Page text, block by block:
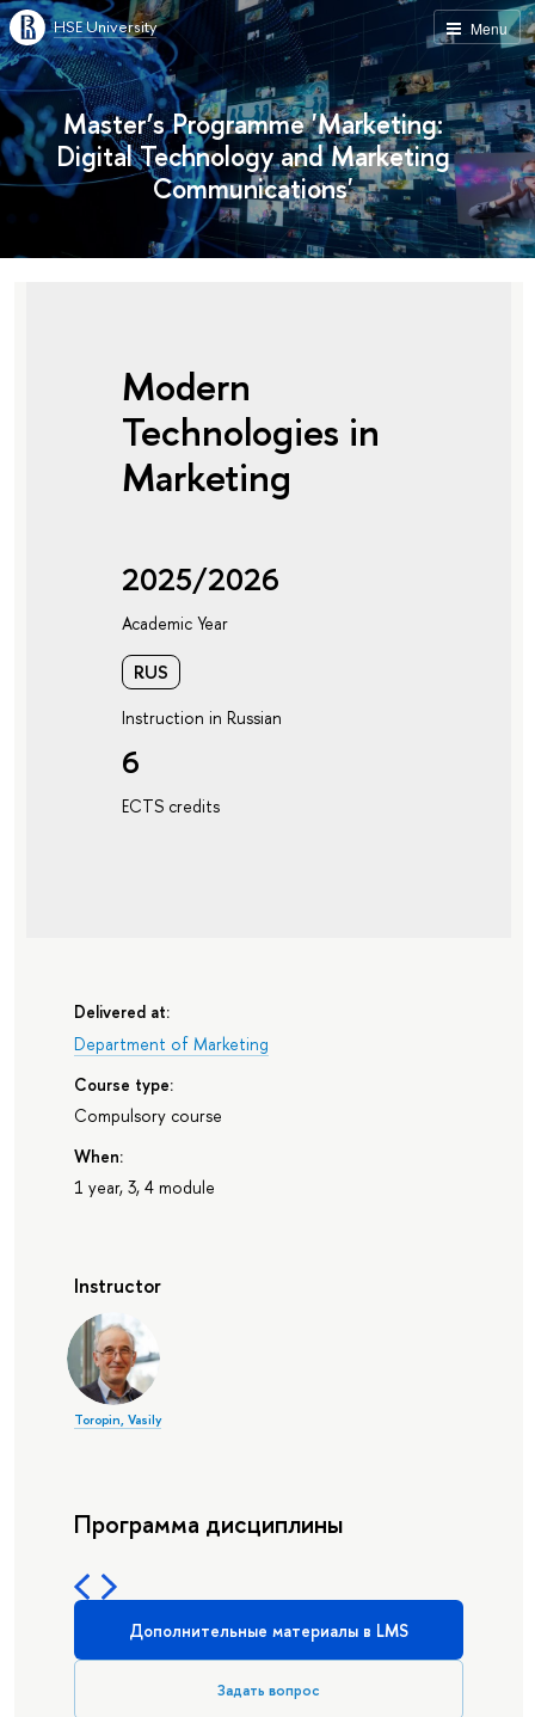
Menu
HSE University
Master’s Programme 'Marketing:
Digital Technology and Marketing
Communications'
Modern
Technologies in
Marketing
2025/2026
Academic Year
RUS
Instruction in Russian
6
ECTS credits
Delivered at:
Department of Marketing
Course type:
Compulsory course
When:
1 year, 3, 4 module
Instructor
Toropin, Vasily
Программа дисциплины
Дополнительные материалы в LMS
Задать вопрос